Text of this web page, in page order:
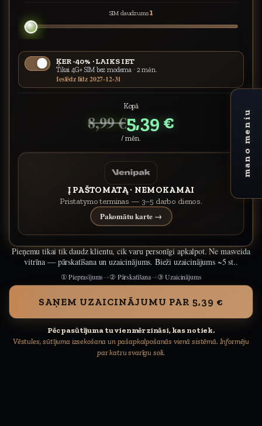
mano meniu
Pieņemu tikai tik daudz klientu, cik varu personīgi apkalpot. Ne masveida
vitrīna — pārskatīšana un uzaicinājums. Bieži uzaicinājums ~5 st..
SAŅEM UZAICINĀJUMU PAR 5,39 €
① Pieprasījums→② Pārskatīšana→③ Uzaicinājums
Pēc pasūtījuma tu vienmēr zināsi, kas notiek.
Vēstules, sūtījuma izsekošana un pašapkalpošanās vienā sistēmā. Informēju
par katru svarīgu soli.
SIM daudzums1
ĶER -40% · LAIKS IET
Tikai 4G+ SIM bez modema · 2 mēn.
Ieslēdz līdz 2027-12-31
Kopā
8,99 €5,39 €
/ mēn.
Į PAŠTOMATĄ · NEMOKAMAI
Pristatymo terminas — 3–5 darbo dienos.
Pakomātu karte →